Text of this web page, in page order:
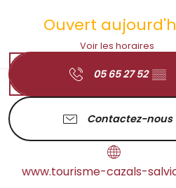
Ouvert
Voir les horaires
05 65 27 52 ▒▒
Contactez-nous
www.tourisme-cazals-